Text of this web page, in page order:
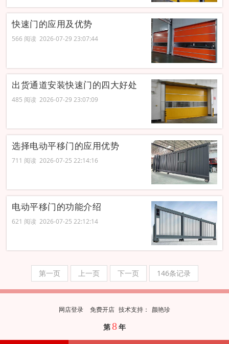
快速门的应用及优势
566 阅读 2026-07-29 23:07:44
出货通道安装快速门的四大好处
485 阅读 2026-07-29 23:07:09
选择电动平移门的应用优势
711 阅读 2026-07-25 22:14:16
电动平移门的功能介绍
621 阅读 2026-07-25 22:12:14
第一页 上一页 下一页 146条记录
网店登录 免费开店 技术支持 ： 颜艳珍
第8年